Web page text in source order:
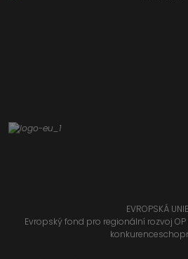
EVROPSKÁ UNIE
Evropský fond pro regionální rozvoj